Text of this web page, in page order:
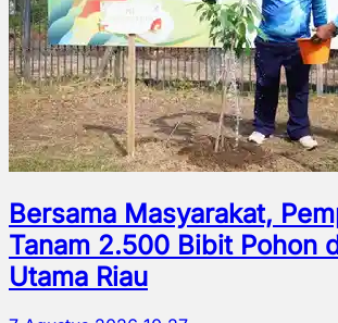
Bersama Masyarakat,
Tanam 2.500 Bibit Pohon
Utama Riau